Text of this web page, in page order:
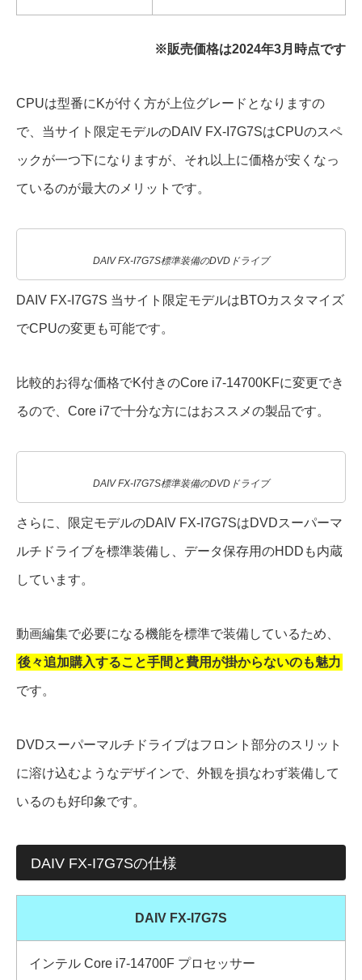
※販売価格は2024年3月時点です
CPUは型番にKが付く方が上位グレードとなりますの
で、当サイト限定モデルのDAIV FX-I7G7SはCPUのスペ
ックが一つ下になりますが、それ以上に価格が安くなっ
ているのが最大のメリットです。
DAIV FX-I7G7S標準装備のDVDドライブ
DAIV FX-I7G7S 当サイト限定モデルはBTOカスタマイズ
でCPUの変更も可能です。
比較的お得な価格でK付きのCore i7-14700KFに変更でき
るので、Core i7で十分な方にはおススメの製品です。
DAIV FX-I7G7S標準装備のDVDドライブ
さらに、限定モデルのDAIV FX-I7G7SはDVDスーパーマ
ルチドライブを標準装備し、データ保存用のHDDも内蔵
しています。
動画編集で必要になる機能を標準で装備しているため、
後々追加購入すること手間と費用が掛からないのも魅力
です。
DVDスーパーマルチドライブはフロント部分のスリット
に溶け込むようなデザインで、外観を損なわず装備して
いるのも好印象です。
DAIV FX-I7G7Sの仕様
DAIV FX-I7G7S
インテル Core i7-14700F プロセッサー